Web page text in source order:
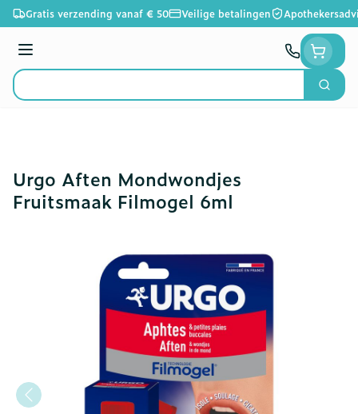
Ga naar de inhoud
Gratis verzending vanaf € 50 Veilige betalingen
Menu
Product, merk, categorie...
Zoek
Urgo Aften Mondwondjes
Fruitsmaak Filmogel 6ml